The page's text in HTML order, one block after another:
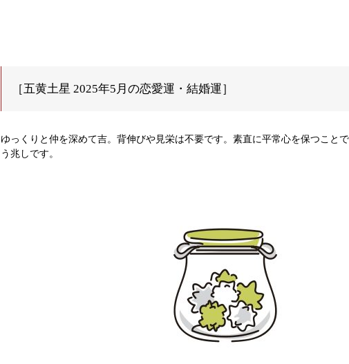
［五黄土星 2025年5月の恋愛運・結婚運］
ゆっくりと仲を深めて吉。背伸びや見栄は不要です。素直に平常心を保つこと
う兆しです。